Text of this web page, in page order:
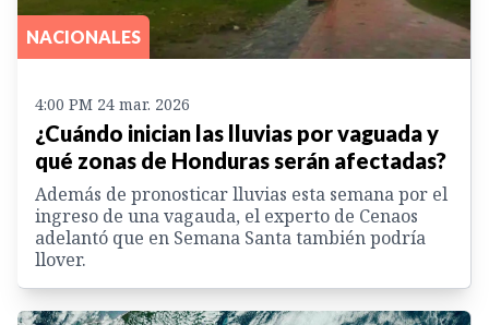
NACIONALES
4:00 PM 24 mar. 2026
¿Cuándo inician las lluvias por vaguada y
qué zonas de Honduras serán afectadas?
Además de pronosticar lluvias esta semana por el
ingreso de una vagauda, el experto de Cenaos
adelantó que en Semana Santa también podría
llover.